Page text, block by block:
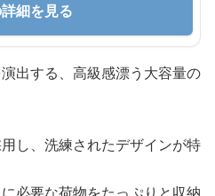
細を見る
出する、高級感漂う大容量の
し、洗練されたデザインが特